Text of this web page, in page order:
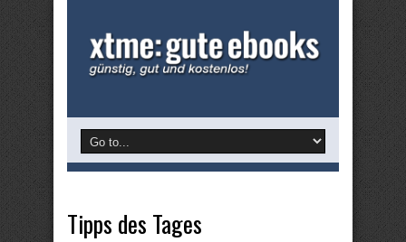
Tipps des Tages